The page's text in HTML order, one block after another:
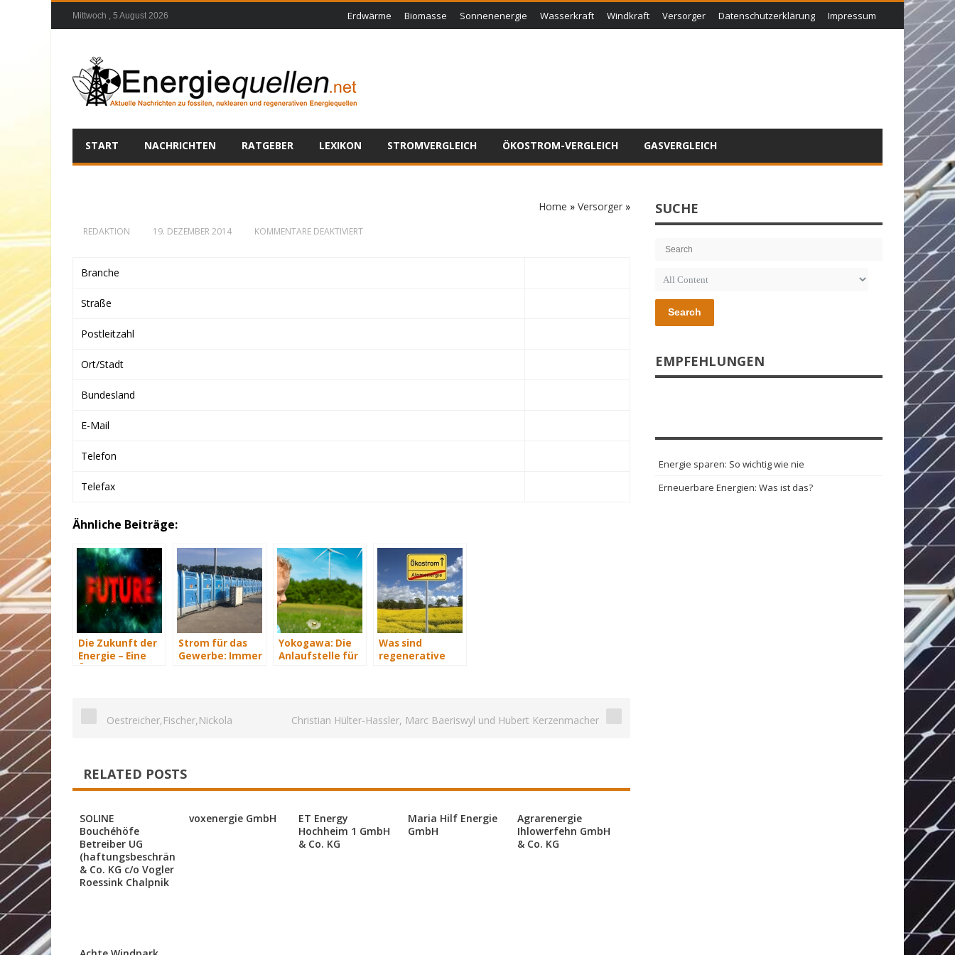
Mittwoch , 5 August 2026 Erdwärme Biomasse Sonnenenergie Wasserkraft Windkraft Versorger Datenschutzerklärung Impressum
START NACHRICHTEN RATGEBER LEXIKON STROMVERGLEICH ÖKOSTROM-VERGLEICH GASVERGLEICH
Home » Versorger »
REDAKTION 19. DEZEMBER 2014 KOMMENTARE DEAKTIVIERTFÜR
Branche
Straße
Postleitzahl
Ort/Stadt
Bundesland
E-Mail
Telefon
Telefax
Ähnliche Beiträge:
Die Zukunft der
Energie – Eine
Strom für das
Gewerbe: Immer
Yokogawa: Die
Anlaufstelle für
Was sind
regenerative
Oestreicher,Fischer,Nickola Christian Hülter-Hassler, Marc Baeriswyl und Hubert Kerzenmacher
RELATED POSTS
SOLINE
Bouchéhöfe
Betreiber UG
(haftungsbeschränkt)
& Co. KG c/o Vogler
Roessink Chalpnik
voxenergie GmbH
ET Energy
Hochheim 1 GmbH
& Co. KG
Maria Hilf Energie
GmbH
Agrarenergie
Ihlowerfehn GmbH
& Co. KG
SUCHE
Search
EMPFEHLUNGEN
Energie sparen: So wichtig wie nie
Erneuerbare Energien: Was ist das?